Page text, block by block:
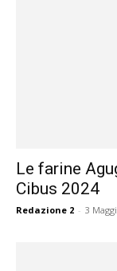
Le farine
Cibus 2024
Redazione 2 - 3